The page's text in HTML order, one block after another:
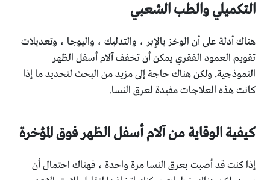
التكميلي والطب الشعبي
هناك أدلة على أن الوخز بالإبر ، والتدليك ، واليوجا ، وتعديلات
تقويم العمود الفقري يمكن أن تخفف آلام أسفل الظهر
النموذجية. ولكن هناك حاجة إلى مزيد من البحث لتحديد ما إذا
كانت هذه العلاجات مفيدة لعرق النسا.
كيفية الوقاية من آلام أسفل الظهر فوق المؤخرة
إذا كنت قد أصبت بعرق النسا مرة واحدة ، فهناك احتمال أن